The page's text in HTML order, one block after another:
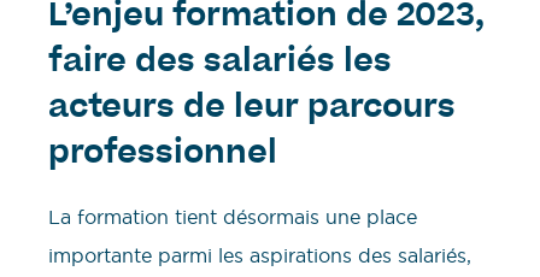
L’enjeu formation de 2023,
faire des salariés les
acteurs de leur parcours
professionnel
La formation tient désormais une place
importante parmi les aspirations des salariés,